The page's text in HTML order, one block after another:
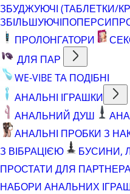
ЗБУДЖУЮЧІ (ТАБЛЕТКИ/
ЗБІЛЬШУЮЧІПОПЕРСИ
ПРОЛОНГАТОРИ
ДЛЯ ПАР
WE-VIBE ТА ПОДІБНІ
АНАЛЬНІ ІГРАШКИ
АНАЛЬНИЙ ДУШ
АНАЛЬНІ ПРОБКИ З
З ВІБРАЦІЄЮ
БУСИНИ,
ПРОСТАТИ ДЛЯ
НАБОРИ АНАЛЬНИХ